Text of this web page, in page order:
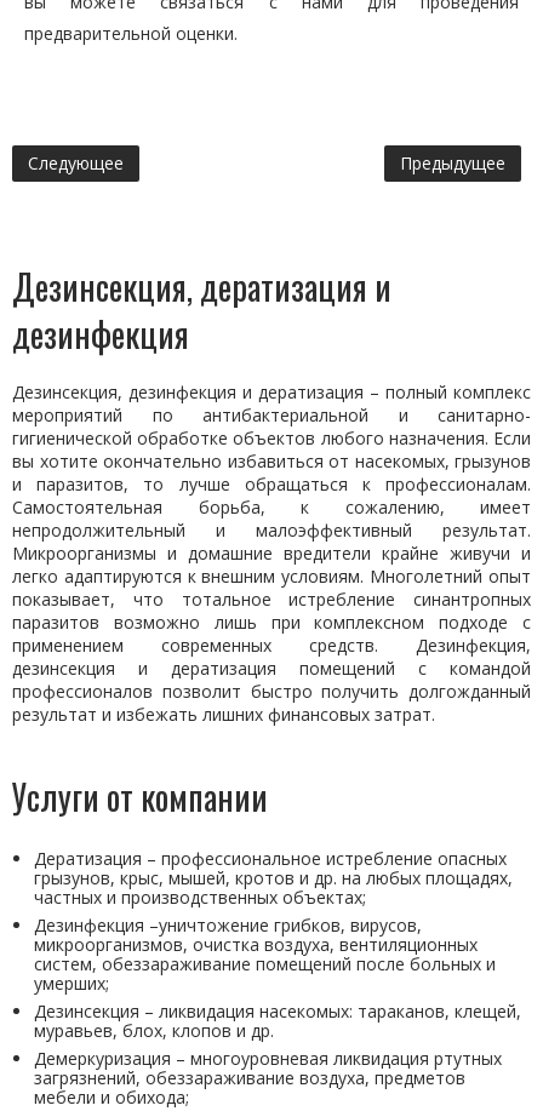
предварительной оценки.
Следующее Предыдущее
Дезинсекция, дератизация и
дезинфекция
Дезинсекция, дезинфекция и дератизация – полный комплекс
мероприятий по антибактериальной и санитарно-
гигиенической обработке объектов любого назначения. Если
вы хотите окончательно избавиться от насекомых, грызунов
и паразитов, то лучше обращаться к профессионалам.
Самостоятельная борьба, к сожалению, имеет
непродолжительный и малоэффективный результат.
Микроорганизмы и домашние вредители крайне живучи и
легко адаптируются к внешним условиям. Многолетний опыт
показывает, что тотальное истребление синантропных
паразитов возможно лишь при комплексном подходе с
применением современных средств. Дезинфекция,
дезинсекция и дератизация помещений с командой
профессионалов позволит быстро получить долгожданный
результат и избежать лишних финансовых затрат.
Услуги от компании
Дератизация – профессиональное истребление опасных
грызунов, крыс, мышей, кротов и др. на любых площадях,
частных и производственных объектах;
Дезинфекция –уничтожение грибков, вирусов,
микроорганизмов, очистка воздуха, вентиляционных
систем, обеззараживание помещений после больных и
умерших;
Дезинсекция – ликвидация насекомых: тараканов, клещей,
муравьев, блох, клопов и др.
Демеркуризация – многоуровневая ликвидация ртутных
загрязнений, обеззараживание воздуха, предметов
мебели и обихода;